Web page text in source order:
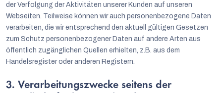
der Verfolgung der Aktivitäten unserer Kunden auf unseren
Webseiten. Teilweise können wir auch personenbezogene Daten
verarbeiten, die wir entsprechend den aktuell gültigen Gesetzen
zum Schutz personenbezogener Daten auf andere Arten aus
öffentlich zugänglichen Quellen erhielten, z.B. aus dem
Handelsregister oder anderen Registern.
3. Verarbeitungszwecke seitens der